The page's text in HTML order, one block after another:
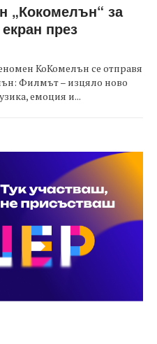
„Кокомелън“ за
през
КоКомелън се отправя
Филмът – изцяло ново
емоция и...